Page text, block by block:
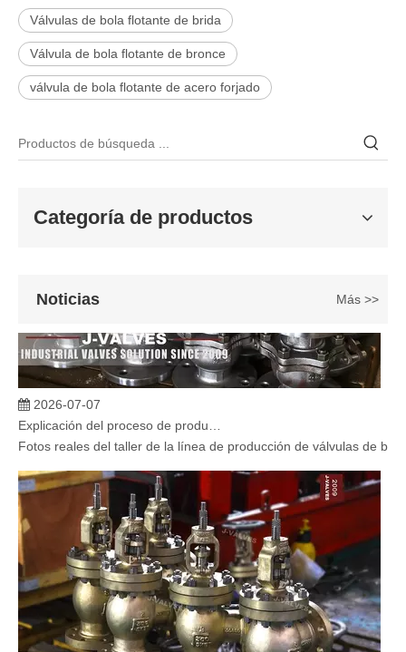
Válvulas de bola flotante de brida
Válvula de bola flotante de bronce
válvula de bola flotante de acero forjado
Categoría de productos
Noticias Más >>
2026-06-25
Válvula de compuerta de bronce, níquel y aluminio C95800: diseño técnico, rendimiento y aplicaciones industriales
Fotos reales del taller de la línea de producción de válvulas de